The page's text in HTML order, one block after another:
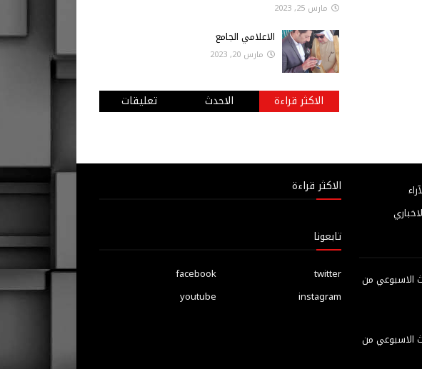
مارس 25, 2023
الاعلامي الجامع
مارس 20, 2023
الاكثر قراءة الاحدث تعليقات
الحدث الاسبوعي من
الحدث الاسبوعي من
الاكثر قراءة
تابعونا
facebook
twitter
youtube
instagram